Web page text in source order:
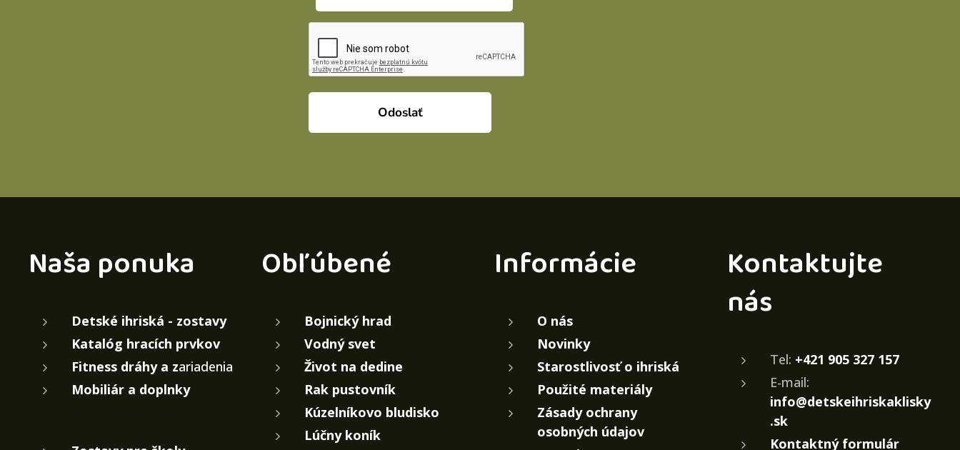
Odoslať
Naša ponuka
Detské ihriská - zostavy
Katalóg hracích prvkov
Fitness dráhy a zariadenia
Mobiliár a doplnky
Obľúbené
Bojnický hrad
Vodný svet
Život na dedine
Rak pustovník
Kúzelníkovo bludisko
Lúčny koník
Informácie
O nás
Novinky
Starostlivosť o ihriská
Použité materiály
Zásady ochrany
osobných údajov
Kontaktujte
nás
Tel: +421 905 327 157
E-mail:
info@detskeihriskaklisky
.sk
Kontaktný formulár